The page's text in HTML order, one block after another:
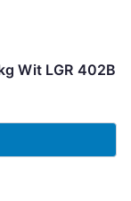
Wit LGR 402B